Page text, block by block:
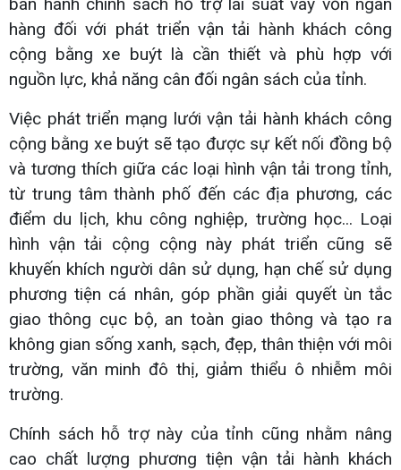
hàng đối với phát triển vận tải hành khách công
cộng bằng xe buýt là cần thiết và phù hợp với
nguồn lực, khả năng cân đối ngân sách của tỉnh.
Việc phát triển mạng lưới vận tải hành khách công
cộng bằng xe buýt sẽ tạo được sự kết nối đồng bộ
và tương thích giữa các loại hình vận tải trong tỉnh,
từ trung tâm thành phố đến các địa phương, các
điểm du lịch, khu công nghiệp, trường học... Loại
hình vận tải cộng cộng này phát triển cũng sẽ
khuyến khích người dân sử dụng, hạn chế sử dụng
phương tiện cá nhân, góp phần giải quyết ùn tắc
giao thông cục bộ, an toàn giao thông và tạo ra
không gian sống xanh, sạch, đẹp, thân thiện với môi
trường, văn minh đô thị, giảm thiểu ô nhiễm môi
trường.
Chính sách hỗ trợ này của tỉnh cũng nhằm nâng
cao chất lượng phương tiện vận tải hành khách